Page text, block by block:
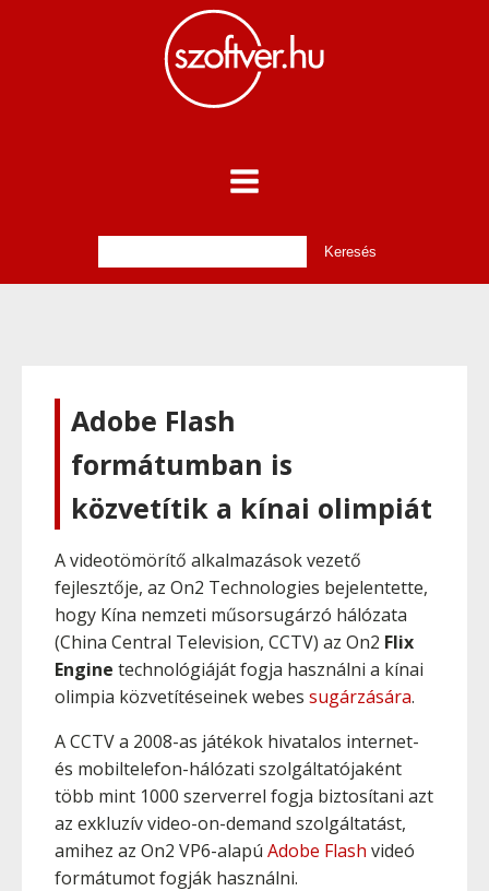
Adobe Flash
formátumban is
közvetítik a kínai olimpiát
A videotömörítő alkalmazások vezető
fejlesztője, az On2 Technologies bejelentette,
hogy Kína nemzeti műsorsugárzó hálózata
(China Central Television, CCTV) az On2 Flix
Engine technológiáját fogja használni a kínai
olimpia közvetítéseinek webes sugárzására.
A CCTV a 2008-as játékok hivatalos internet-
és mobiltelefon-hálózati szolgáltatójaként
több mint 1000 szerverrel fogja biztosítani azt
az exkluzív video-on-demand szolgáltatást,
amihez az On2 VP6-alapú Adobe Flash videó
formátumot fogják használni.